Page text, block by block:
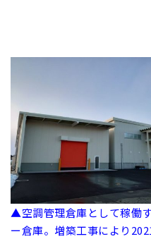
▲空調管理倉庫として稼働
ー倉庫。増築工事により